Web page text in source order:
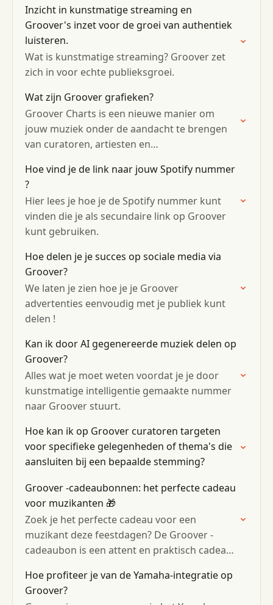
Inzicht in kunstmatige streaming en
Groover's inzet voor de groei van authentiek
luisteren.
Wat is kunstmatige streaming? Groover zet
zich in voor echte publieksgroei.
Wat zijn Groover grafieken?
Groover Charts is een nieuwe manier om
jouw muziek onder de aandacht te brengen
van curatoren, artiesten en
Hoe vind je de link naar jouw Spotify nummer
?
Hier lees je hoe je de Spotify nummer kunt
vinden die je als secundaire link op Groover
kunt gebruiken.
Hoe delen je je succes op sociale media via
Groover?
We laten je zien hoe je je Groover
advertenties eenvoudig met je publiek kunt
delen !
Kan ik door AI gegenereerde muziek delen op
Groover?
Alles wat je moet weten voordat je je door
kunstmatige intelligentie gemaakte nummer
naar Groover stuurt.
Hoe kan ik op Groover curatoren targeten
voor specifieke gelegenheden of thema's die
aansluiten bij een bepaalde stemming?
Groover -cadeaubonnen: het perfecte cadeau
voor muzikanten 🎁
Zoek je het perfecte cadeau voor een
muzikant deze feestdagen? De Groover -
cadeaubon is een attent en praktisch cadeau
Hoe profiteer je van de Yamaha-integratie op
Groover?